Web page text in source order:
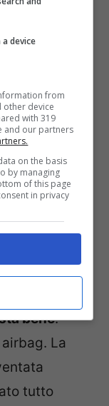
per poi
e tre
per
bene.
La
tutto
device
from
other device
with 319
and our partners
on the basis
by managing
of this page
in privacy